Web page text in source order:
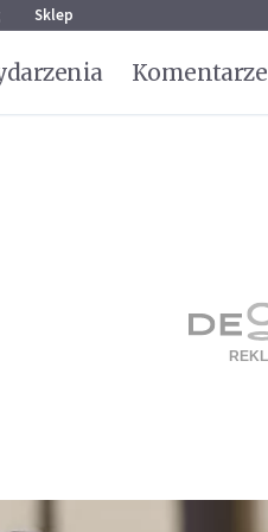
Sklep
Komentarze